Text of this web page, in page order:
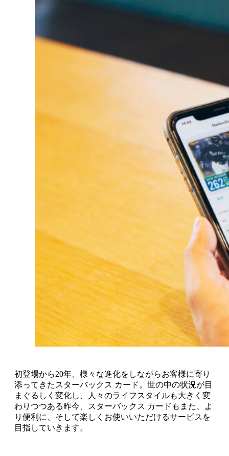
初登場から20年、様々な進化をしながらお客様に寄り
添ってきたスターバックス カード。世の中の状況が目
まぐるしく変化し、人々のライフスタイルも大きく変
わりつつある昨今、スターバックス カードもまた、よ
り便利に、そして楽しくお使いいただけるサービスを
目指していきます。